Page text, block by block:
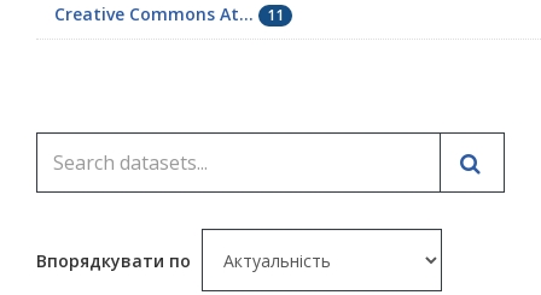
Creative Commons At... 11
Впорядкувати по